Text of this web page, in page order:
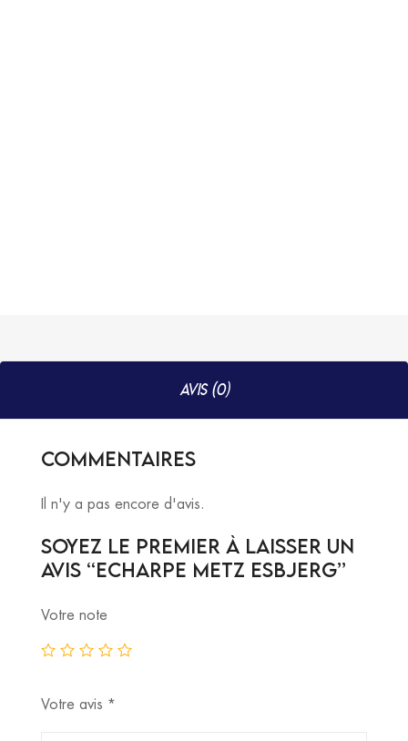
AVIS (0)
Commentaires
Il n'y a pas encore d'avis.
Soyez le premier à laisser un
avis “Echarpe Metz Esbjerg”
Votre note
Votre avis *